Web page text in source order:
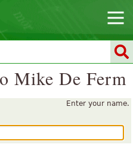
Mike De Ferm
Enter your name.